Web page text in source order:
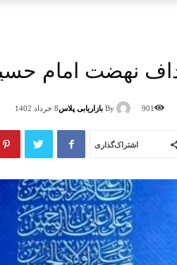
نهضت امام
By بازاریابی پلاس8 خرداد 1402 901
اشتراک‌گذاری